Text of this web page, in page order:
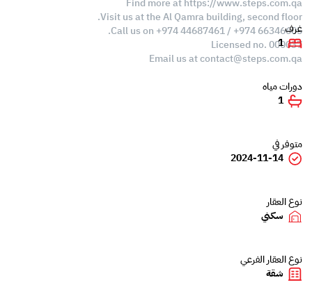
Find more at https://www.steps.com.qa
Visit us at the Al Qamra building, second floor.
Call us on +974 44687461 / +974 66346605.
Licensed no. 000037
Email us atcontact@steps.com.qa
غرف
1
دورات مياه
1
متوفر في
2024-11-14
نوع العقار
سكني
نوع العقار الفرعي
شقة